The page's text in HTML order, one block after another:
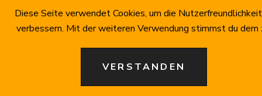
Diese Seite verwendet Cookies, um die
verbessern. Mit der weiteren Verwendung stimmst du dem
VERSTANDEN